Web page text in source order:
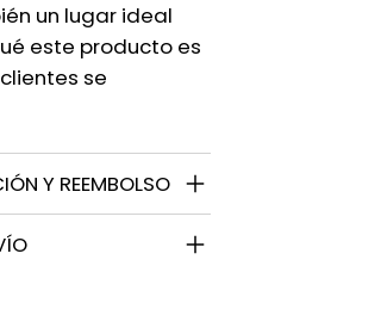
un lugar ideal
este producto es
se
Y REEMBOLSO